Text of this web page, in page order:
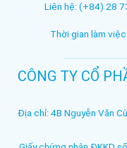
Liên hệ: (+84) 28
Thời gian làm
CÔNG TY CỔ
Địa chỉ: 4B Nguyễn Văn